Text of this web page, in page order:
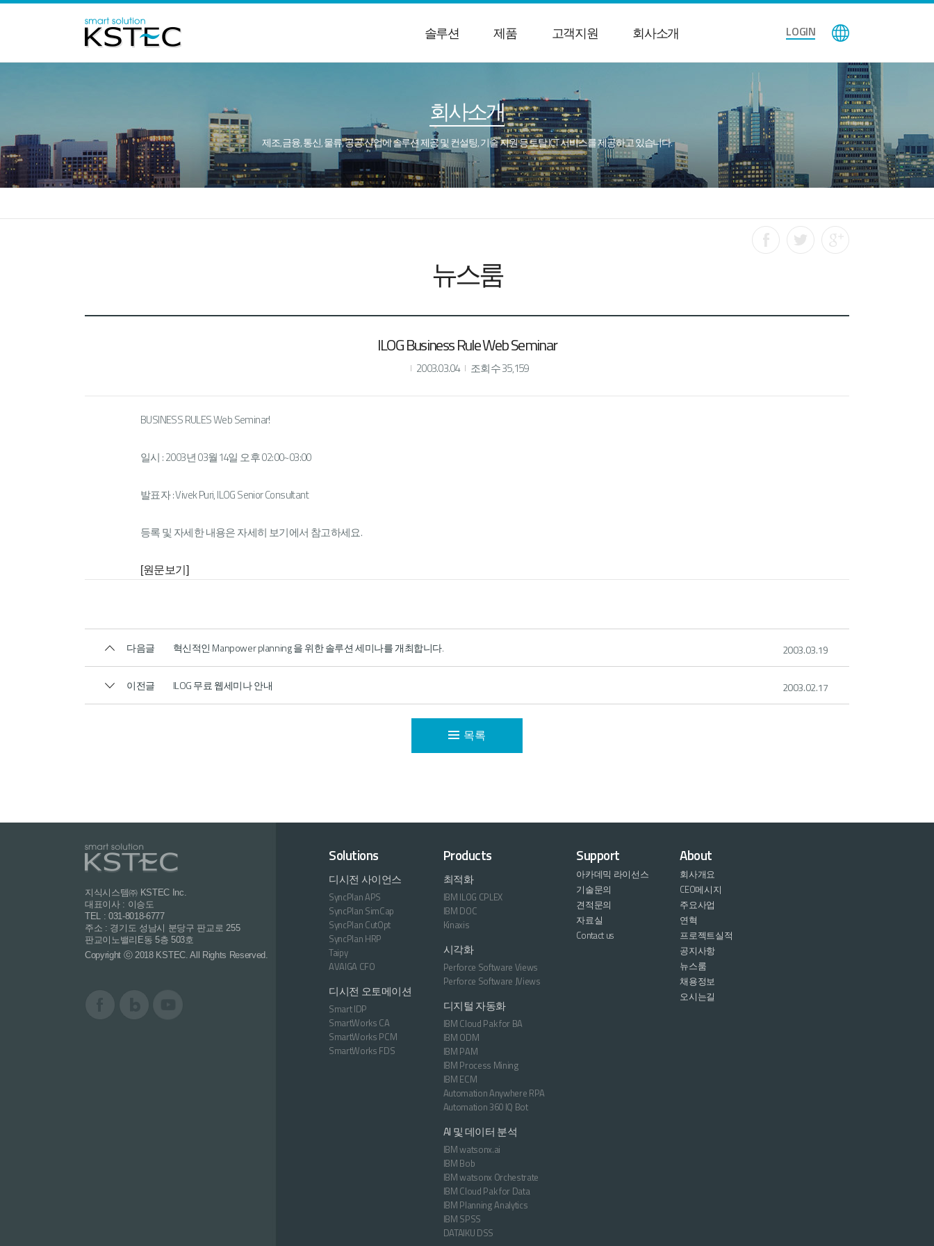
솔루션 제품 고객지원 회사소개 LOGIN
회사소개
제조, 금융, 통신, 물류, 공공 산업에 솔루션 제공 및 컨설팅, 기술 지원 등 토탈 ICT 서비스를 제공하고 있습니다.
뉴스룸
ILOG Business Rule Web Seminar
2003.03.04 조회수 35,159
BUSINESS RULES Web Seminar!
일시 : 2003년 03월14일 오후 02:00~03:00
발표자 : Vivek Puri, ILOG Senior Consultant
등록 및 자세한 내용은 자세히 보기에서 참고하세요.
[원문보기]
다음글 혁신적인 Manpower planning 을 위한 솔루션 세미나를 개최합니다. 2003.03.19
이전글 ILOG 무료 웹세미나 안내 2003.02.17
목록
지식시스템㈜ KSTEC Inc.
대표이사 : 이승도
TEL : 031-8018-6777
주소 : 경기도 성남시 분당구 판교로 255
판교이노밸리E동 5층 503호
Copyright ⓒ 2018 KSTEC. All Rights Reserved.
Solutions
디시전 사이언스
SyncPlan APS
SyncPlan SimCap
SyncPlan CutOpt
SyncPlan HRP
Taipy
AVAIGA CFO
디시전 오토메이션
Smart IDP
SmartWorks CA
SmartWorks PCM
SmartWorks FDS
Products
최적화
IBM ILOG CPLEX
IBM DOC
Kinaxis
시각화
Perforce Software Views
Perforce Software JViews
디지털 자동화
IBM Cloud Pak for BA
IBM ODM
IBM PAM
IBM Process Mining
IBM ECM
Automation Anywhere RPA
Automation 360 IQ Bot
AI 및 데이터 분석
IBM watsonx.ai
IBM Bob
IBM watsonx Orchestrate
IBM Cloud Pak for Data
IBM Planning Analytics
IBM SPSS
DATAIKU DSS
Support
아카데믹 라이선스
기술문의
견적문의
자료실
Contact us
About
회사개요
CEO메시지
주요사업
연혁
프로젝트실적
공지사항
뉴스룸
채용정보
오시는길